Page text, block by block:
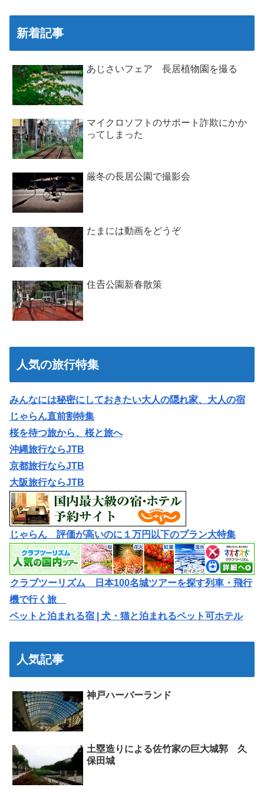
新着記事
あじさいフェア 長居植物園を撮る
マイクロソフトのサポート詐欺にかか
ってしまった
厳冬の長居公園で撮影会
たまには動画をどうぞ
住𠮷公園新春散策
人気の旅行特集
みんなには秘密にしておきたい大人の隠れ家、大人の宿
じゃらん直前割特集
桜を待つ旅から、桜と旅へ
沖縄旅行ならJTB
京都旅行ならJTB
大阪旅行ならJTB
じゃらん 評価が高いのに１万円以下のプラン大特集
クラブツーリズム 日本100名城ツアーを探す列車・飛行
機で行く旅
ペットと泊まれる宿 | 犬・猫と泊まれるペット可ホテル
人気記事
神戸ハーバーランド
土塁造りによる佐竹家の巨大城郭 久
保田城